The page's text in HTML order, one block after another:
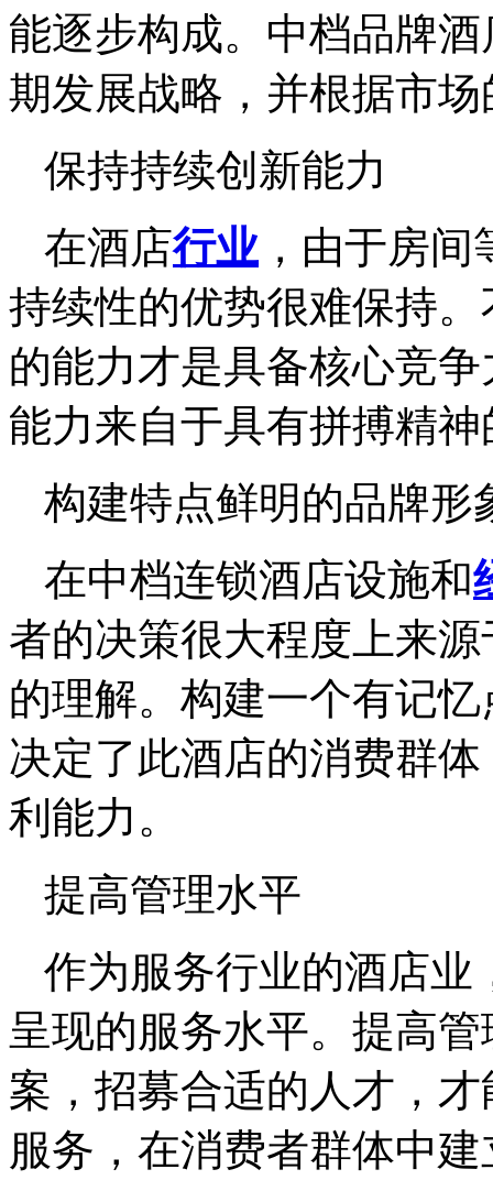
能逐步构成。中档品牌
期发展战略，并根据市
保持持续创新能力
在酒店行业，由于房间
持续性的优势很难保持
的能力才是具备核心竞
能力来自于具有拼搏精
构建特点鲜明的品牌形
在中档连锁酒店设施和
者的决策很大程度上来
的理解。构建一个有记
决定了此酒店的消费群
利能力。
提高管理水平
作为服务行业的酒店业
呈现的服务水平。提高
案，招募合适的人才，
服务，在消费者群体中